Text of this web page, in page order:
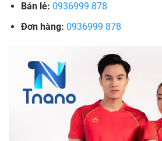
Bán lẻ: 0936999 878
Đơn hàng: 0936999 878